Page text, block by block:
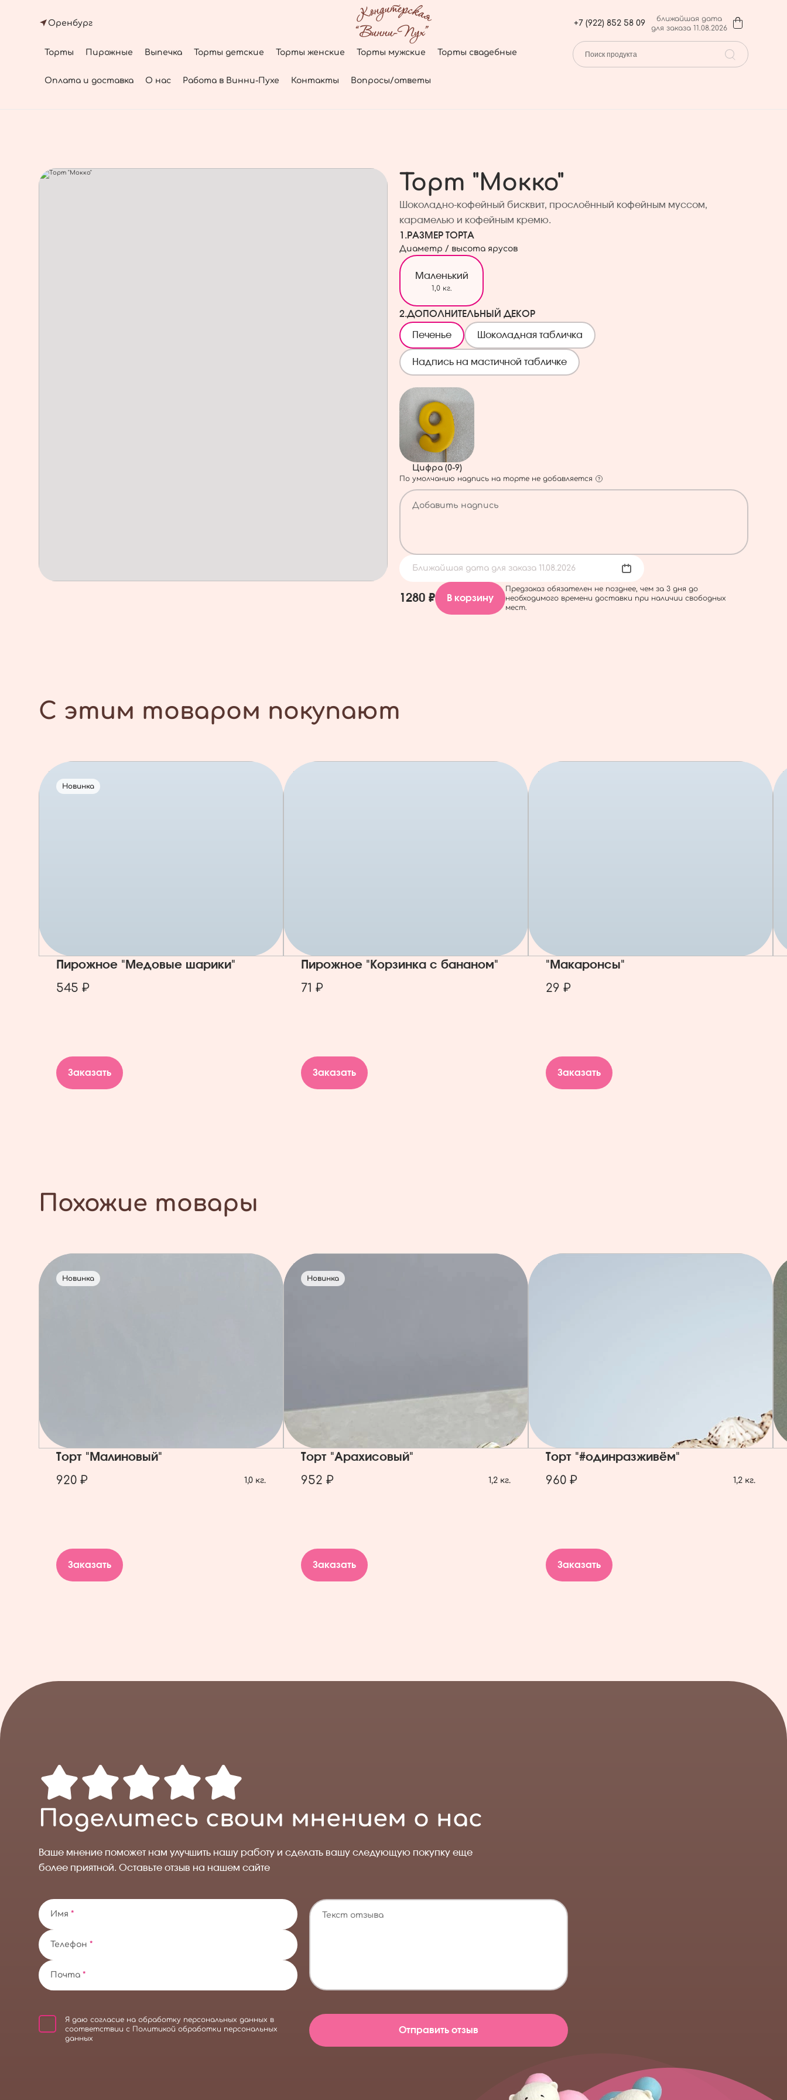
Оренбург +7 (922) 852 58 09
ближайшая дата
для заказа 11.08.2026
Торты Пирожные Выпечка Торты детские Торты женские Торты мужские Торты свадебные
Оплата и доставка О нас Работа в Винни-Пухе Контакты Вопросы/ответы
Торт "Мокко"
Шоколадно-кофейный бисквит, прослоённый кофейным муссом,
карамелью и кофейным кремю.
1.РАЗМЕР ТОРТА
Диаметр / высота ярусов
Маленький
1,0 кг.
2.ДОПОЛНИТЕЛЬНЫЙ ДЕКОР
Печенье Шоколадная табличка
Надпись на мастичной табличке
Цифра (0-9)
По умолчанию надпись на торте не добавляется
Ближайшая дата для заказа 11.08.2026
1280 ₽ В корзину
Предзаказ обязателен не позднее, чем за 3 дня до
необходимого времени доставки при наличии свободных
мест.
С этим товаром покупают
Новинка
Пирожное "Медовые шарики"
545 ₽
Заказать
Пирожное "Корзинка с бананом"
71 ₽
Заказать
"Макаронсы"
29 ₽
Заказать
Похожие товары
Новинка
Торт "Малиновый"
920 ₽ 1,0 кг.
Заказать
Новинка
Торт "Арахисовый"
952 ₽ 1,2 кг.
Заказать
Торт "#одинразживём"
960 ₽ 1,2 кг.
Заказать
Поделитесь своим мнением о нас
Ваше мнение поможет нам улучшить нашу работу и сделать вашу следующую покупку еще
более приятной. Оставьте отзыв на нашем сайте
Имя *
Телефон *
Почта *
Я даю согласие на обработку персональных данных в
соответствии с Политикой обработки персональных
данных